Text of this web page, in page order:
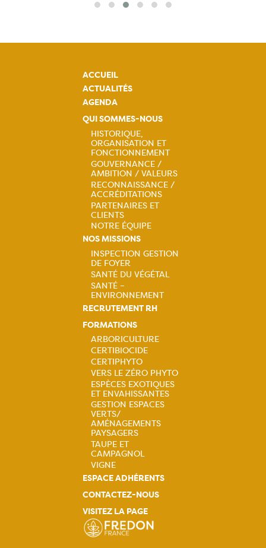
ACCUEIL
ACTUALITÉS
AGENDA
QUI SOMMES-NOUS
Navigation
principale
HISTORIQUE,
ORGANISATION ET
FONCTIONNEMENT
GOUVERNANCE /
AMBITION / VALEURS
RECONNAISSANCE /
ACCRÉDITATIONS
PARTENAIRES ET
CLIENTS
NOTRE ÉQUIPE
NOS MISSIONS
Navigation
principale
INSPECTION GESTION
DE FOYER
SANTÉ DU VÉGÉTAL
SANTÉ –
ENVIRONNEMENT
RECRUTEMENT RH
FORMATIONS
Navigation
principale
ARBORICULTURE
CERTIBIOCIDE
CERTIPHYTO
VERS LE ZÉRO PHYTO
ESPÈCES EXOTIQUES
ET ENVAHISSANTES
GESTION ESPACES
VERTS/
AMÉNAGEMENTS
PAYSAGERS
TAUPE ET
CAMPAGNOL
VIGNE
ESPACE ADHÉRENTS
CONTACTEZ-NOUS
VISITEZ LA PAGE